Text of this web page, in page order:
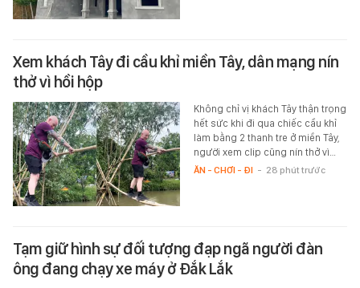
Xem khách Tây đi cầu khỉ miền Tây, dân mạng nín
thở vì hồi hộp
Không chỉ vị khách Tây thận trọng
hết sức khi đi qua chiếc cầu khỉ
làm bằng 2 thanh tre ở miền Tây,
người xem clip cũng nín thở vì…
ĂN - CHƠI - ĐI - 28 phút trước
Tạm giữ hình sự đối tượng đạp ngã người đàn
ông đang chạy xe máy ở Đắk Lắk